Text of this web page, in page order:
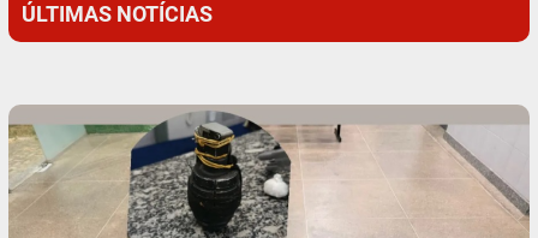
ÚLTIMAS NOTÍCIAS